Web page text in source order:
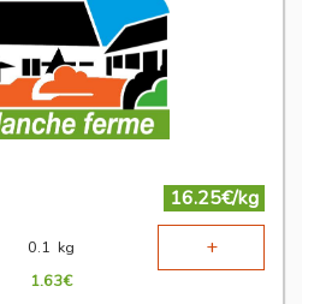
16.25€/kg
0.1 kg +
1.63€